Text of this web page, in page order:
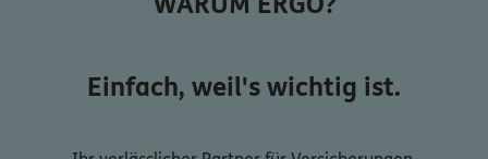
Einfach, weil's wichtig ist.